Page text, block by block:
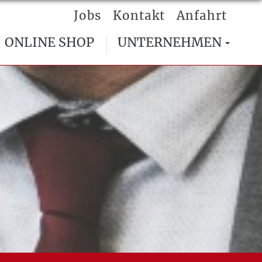
Jobs Kontakt Anfahrt
ONLINE SHOP UNTERNEHMEN